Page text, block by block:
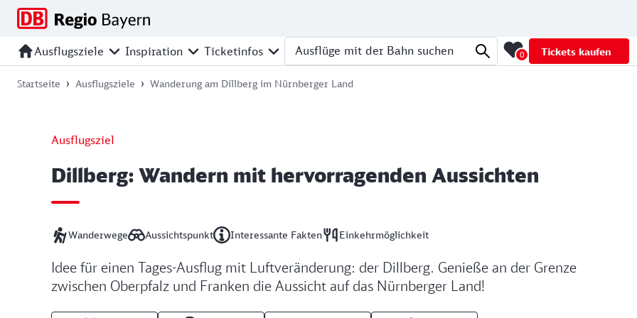
Zur
springen
Zur
springen
Zum
springen
Zum
springen
Ausflugsziele Inspiration Ticketinfos
Ausflüge mit der Bahn suchen 0 Tickets kaufen
Startseite Ausflugsziele Wanderung am Dillberg im Nürnberger Land
Ausflugsziel
Dillberg: Wandern mit hervorragenden Aussichten
Wanderwege Aussichtspunkt Interessante Fakten Einkehrmöglichkeit
Idee für einen Tages-Ausflug mit Luftveränderung: der Dillberg. Genieße an der Grenze
zwischen Oberpfalz und Franken die Aussicht auf das Nürnberger Land!